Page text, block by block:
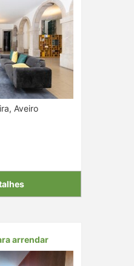
Aveiro
arrendar